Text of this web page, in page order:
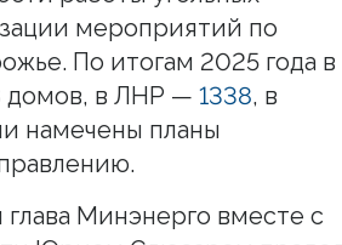
мероприятий по
По итогам 2025 года в
домов, в ЛНР — 1338, в
намечены планы
Минэнерго вместе с